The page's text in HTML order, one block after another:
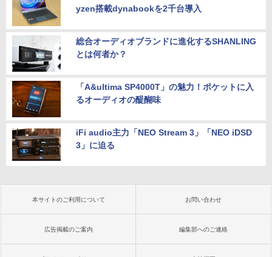
yzen搭載dynabookを2千台導入
総合オーディオブランドに進化するSHANLING
とは何者か？
「A&ultima SP4000T」の魅力！ポケットに入
るオーディオの醍醐味
iFi audio主力「NEO Stream 3」「NEO iDSD
3」に迫る
本サイトのご利用について お問い合わせ
広告掲載のご案内 編集部へのご連絡